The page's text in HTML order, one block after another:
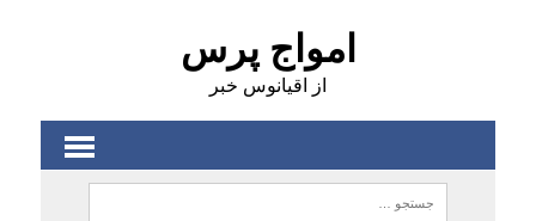
امواج پرس
از اقیانوس خبر